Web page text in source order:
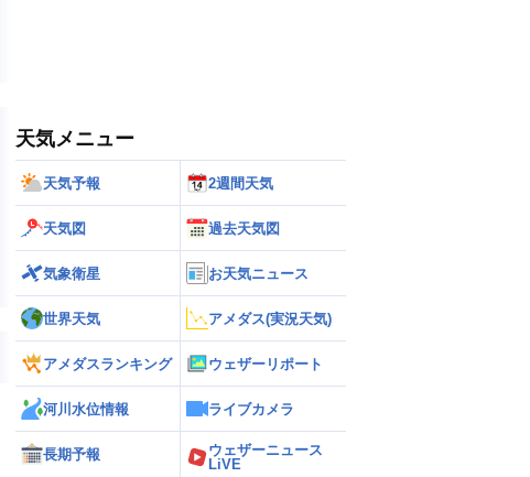
天気メニュー
天気予報 2週間天気
天気図 過去天気図
気象衛星 お天気ニュース
世界天気 アメダス(実況天気)
アメダスランキング ウェザーリポート
河川水位情報 ライブカメラ
長期予報
ウェザーニュース
LiVE